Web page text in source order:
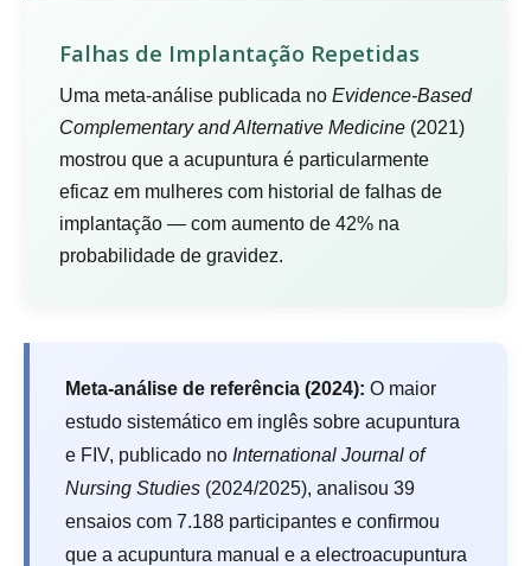
Falhas de Implantação Repetidas
Uma meta-análise publicada no Evidence-Based
Complementary and Alternative Medicine (2021)
mostrou que a acupuntura é particularmente
eficaz em mulheres com historial de falhas de
implantação — com aumento de 42% na
probabilidade de gravidez.
Meta-análise de referência (2024): O maior
estudo sistemático em inglês sobre acupuntura
e FIV, publicado no International Journal of
Nursing Studies (2024/2025), analisou 39
ensaios com 7.188 participantes e confirmou
que a acupuntura manual e a electroacupuntura